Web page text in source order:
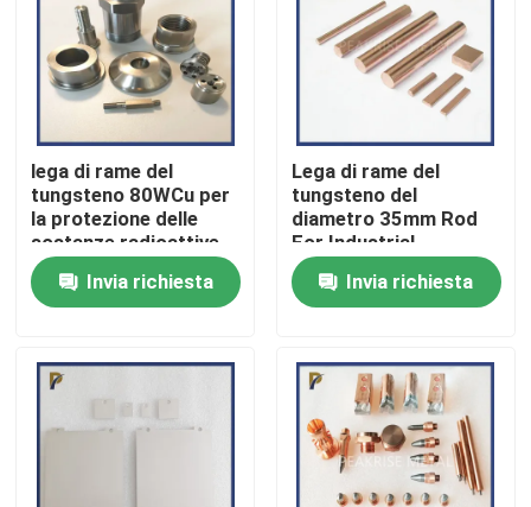
Spettacolo VR
Su di noi
Visita alla fabbrica
Controllo della qualità
Chiedi un preventivo
Lega del tungsteno del molibdeno
lega di rame del
tungsteno 80WCu per
la protezione delle
sostanze radioattive
utilizzate in medico
Invia richiesta
Lega di rame del
tungsteno del
diametro 35mm Rod
For Industrial
Manufacturing
Invia richiesta